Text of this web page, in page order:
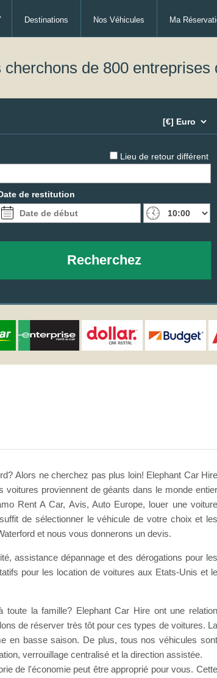
Destinations Nos Véhicules Ma
de 800 entreprises
Lieu de retour différent
de restitution
Recherchez
Alors ne cherchez pas plus loin! Elephant Car Hire
proviennent de géants dans le monde entier
Rent A Car, Avis, Auto Europe, louer une voiture
de sélectionner le véhicule de votre choix et les
et nous vous donnerons un devis.
assistance dépannage et des dérogations pour les
pour les location de voitures aux Etats-Unis et le
la famille? Elephant Car Hire ont une relation
de réserver très tôt pour ces types de voitures. La
en basse saison. De plus, tous nos véhicules sont
verrouillage centralisé et la direction assistée.
de l'économie peut être approprié pour vous. Cette